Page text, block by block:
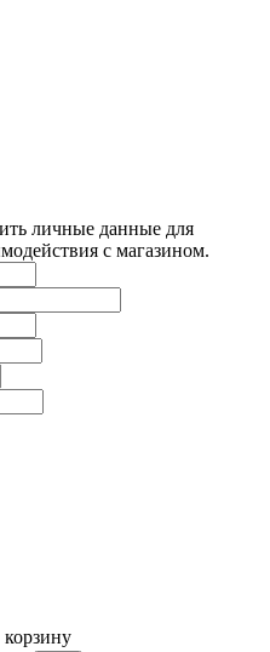
личные данные для
с магазином.